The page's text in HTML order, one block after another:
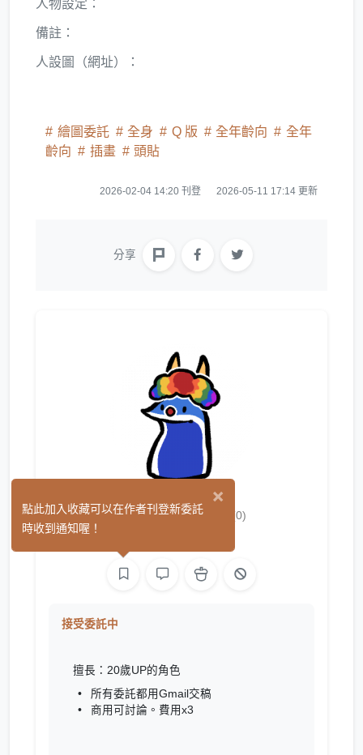
人物設定：
備註：
人設圖（網址）：
繪圖委託 全身 Q 版 全年齡向
全年
齡向
插畫 頭貼
2026-02-04 14:20 刊登 2026-05-11 17:14 更新
分享
梓MAtzusa (0)
接受委託中
擅長：20歲UP的角色
所有委託都用Gmail交稿
商用可討論。費用x3
×
點此加入收藏可以在作者刊登新委託
時收到通知喔！